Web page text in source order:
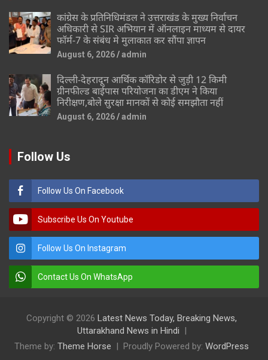
कांग्रेस के प्रतिनिधिमंडल ने उत्तराखंड के मुख्य निर्वाचन
अधिकारी से SIR अभियान में ऑनलाइन माध्यम से दायर
फॉर्म-7 के संबंध मे मुलाकात कर सौंपा ज्ञापन
August 6, 2026 admin
दिल्ली-देहरादून आर्थिक कॉरिडोर से जुड़ी 12 किमी
ग्रीनफील्ड बाईपास परियोजना का डीएम ने किया
निरीक्षण,बोले सुरक्षा मानकों से कोई समझौता नहीं
August 6, 2026 admin
Follow Us
Follow Us On Facebook
Subscribe Us On Youtube
Follow Us On Instagram
Contact Us On WhatsApp
Copyright © 2026 Latest News Today, Breaking News,
Uttarakhand News in Hindi
Theme by: Theme Horse Proudly Powered by: WordPress